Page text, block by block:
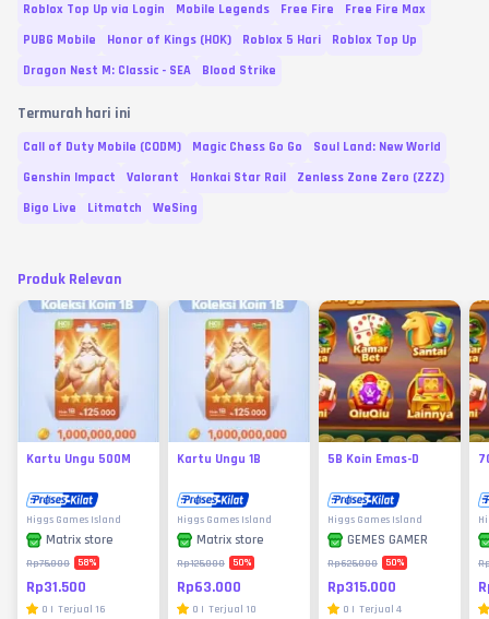
Roblox Top Up via Login Mobile Legends Free Fire
Free Fire Max
PUBG Mobile
Honor of Kings (HOK) Roblox 5 Hari
Roblox Top Up
Dragon Nest M: Classic - SEA
Blood Strike
Termurah hari ini
Call of Duty Mobile (CODM) Magic Chess Go Go
Soul Land: New World
Genshin Impact
Valorant Honkai Star Rail
Zenless Zone Zero (ZZZ)
Bigo Live
Litmatch WeSing
Produk Relevan
Kartu Ungu 500M
Higgs Games Island
Matrix store
Rp75.000 58%
Rp31.500
0 | Terjual 16
Kartu Ungu 1B
Higgs Games Island
Matrix store
Rp125.000 50%
Rp63.000
0 | Terjual 10
5B Koin Emas-D
Higgs Games Island
GEMES GAMER
Rp625.000 50%
Rp315.000
0 | Terjual 4